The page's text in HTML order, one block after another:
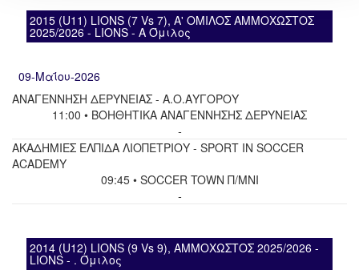
2015 (U11) LIONS (7 Vs 7), Α' ΟΜΙΛΟΣ ΑΜΜΟΧΩΣΤΟΣ
2025/2026 - LIONS - A Όμιλος
09-Μαΐου-2026
ΑΝΑΓΕΝΝΗΣΗ ΔΕΡΥΝΕΙΑΣ - Α.Ο.ΑΥΓΟΡΟΥ
11:00 • ΒΟΗΘΗΤΙΚΑ ΑΝΑΓΕΝΝΗΣΗΣ ΔΕΡΥΝΕΙΑΣ
-
ΑΚΑΔΗΜΙΕΣ ΕΛΠΙΔΑ ΛΙΟΠΕΤΡΙΟΥ - SPORT IN SOCCER
ACADEMY
09:45 • SOCCER TOWN Π/ΜΝΙ
-
2014 (U12) LIONS (9 Vs 9), ΑΜΜΟΧΩΣΤΟΣ 2025/2026 -
LIONS - . Όμιλος